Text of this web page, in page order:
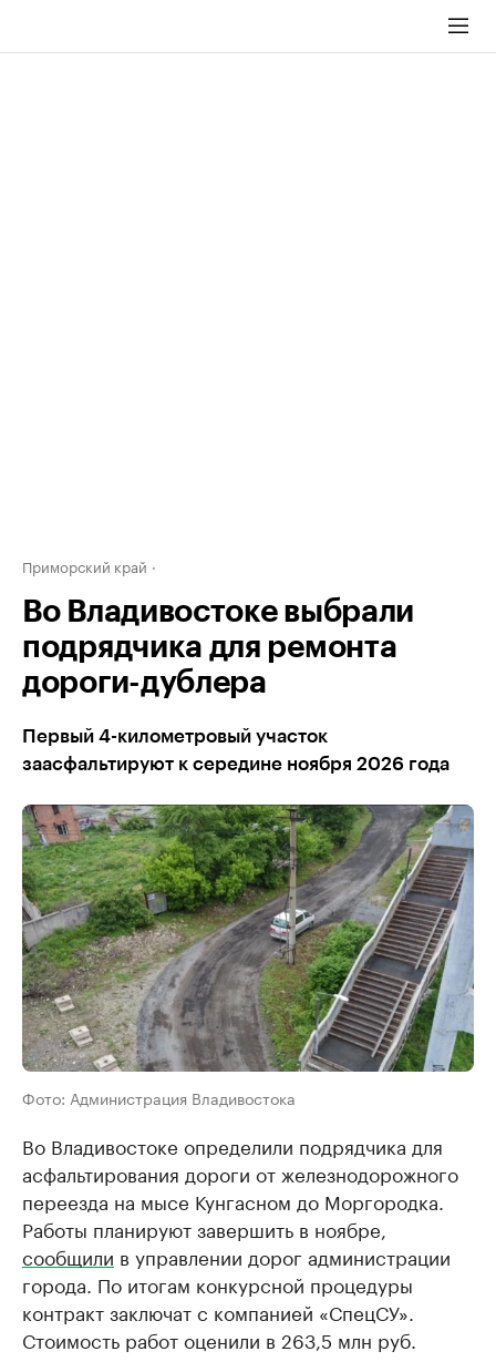
Приморский край
Во Владивостоке выбрали
подрядчика для ремонта
дороги-дублера
Первый 4-километровый участок
заасфальтируют к середине ноября 2026 года
Фото: Администрация Владивостока
Во Владивостоке определили подрядчика для
асфальтирования дороги от железнодорожного
переезда на мысе Кунгасном до Моргородка.
Работы планируют завершить в ноябре,
сообщили в управлении дорог администрации
города. По итогам конкурсной процедуры
контракт заключат с компанией «СпецСУ».
Стоимость работ оценили в 263,5 млн руб.